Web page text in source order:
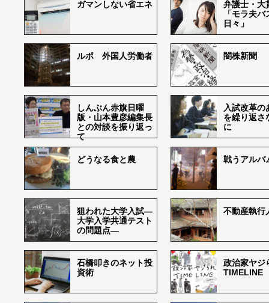
ガマンしない省エネ
弁護士・大
「モラ夫
日々」
ルポ 外国人労働者 闇株新聞
しんぶん赤旗日曜
版・山本豊彦編集長
との対談を振り返っ
て
入試改革の
を繰り返さ
に
どうなる食と農 戦うアルバ
狙われた大学入試―
大学入学共通テスト
の問題点―
不動産執行
石橋叩きのネット投
資術
政治家ヤジ
TIMELINE